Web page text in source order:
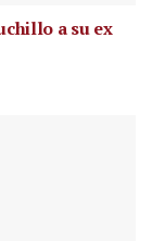
a su ex